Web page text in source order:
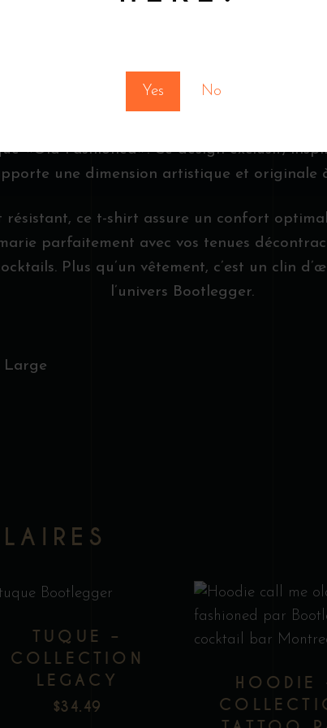
Yes No
PAR
BOUTHILLIER
pour les cocktails avec le t-shirt noir
«Old Fashioned». Ce design exclusif,
une dimension artistique et originale
résistant, ce t-shirt assure un confort
parfaitement avec vos tenues
Plus qu’un vêtement, c’est un clin
l’univers Bootlegger.
Large
TUQUE –
COLLECTION
LEGACY
$34.49
HOODIE